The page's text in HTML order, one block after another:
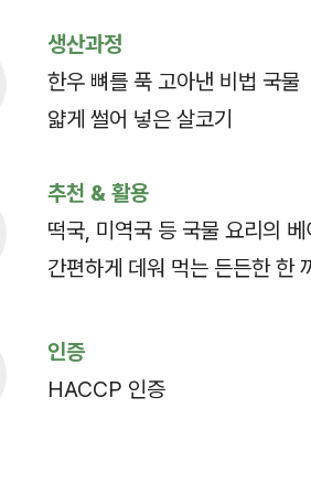
생산과정
한우 뼈를 푹 고아낸 비법 국물
얇게 썰어 넣은 살코기
추천 & 활용
떡국, 미역국 등 국물 요리의 베
간편하게 데워 먹는 든든한 한 끼
인증
HACCP 인증